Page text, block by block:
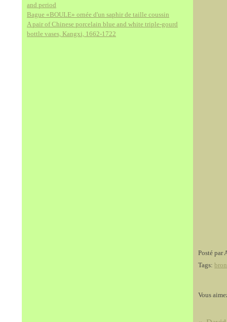
and period
Bague «BOULE» ornée d'un saphir de taille coussin
A pair of Chinese porcelain blue and white triple-gourd
bottle vases, Kangxi, 1662-1722
Posté par
Tags:
Vous